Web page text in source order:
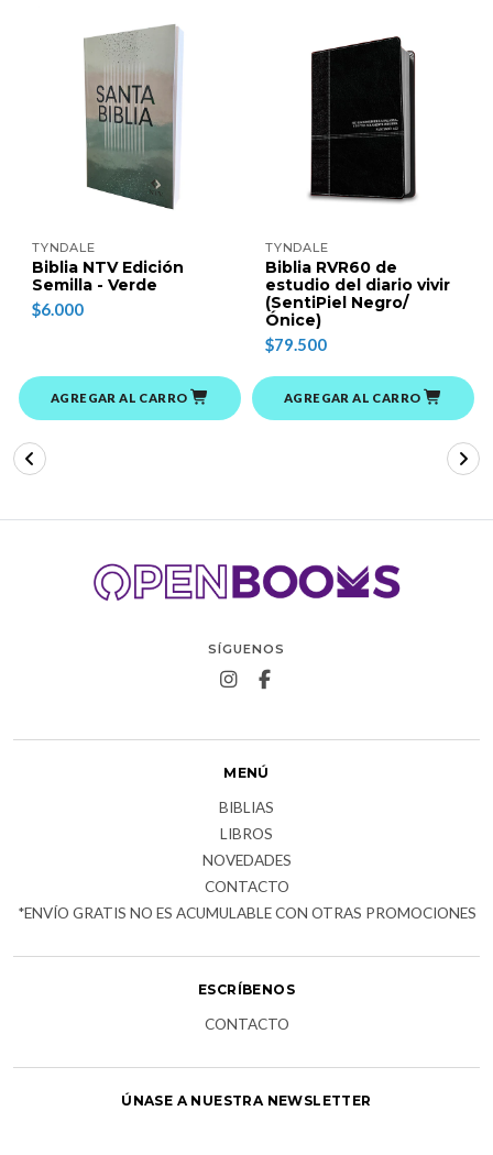
TYNDALE
Biblia NTV Edición
Semilla - Verde
$6.000
AGREGAR AL CARRO
TYNDALE
Biblia RVR60 de
estudio del diario vivir
(SentiPiel Negro/
Ónice)
$79.500
AGREGAR AL CARRO
SÍGUENOS
MENÚ
BIBLIAS
LIBROS
NOVEDADES
CONTACTO
*ENVÍO GRATIS NO ES ACUMULABLE CON OTRAS PROMOCIONES
ESCRÍBENOS
CONTACTO
ÚNASE A NUESTRA NEWSLETTER